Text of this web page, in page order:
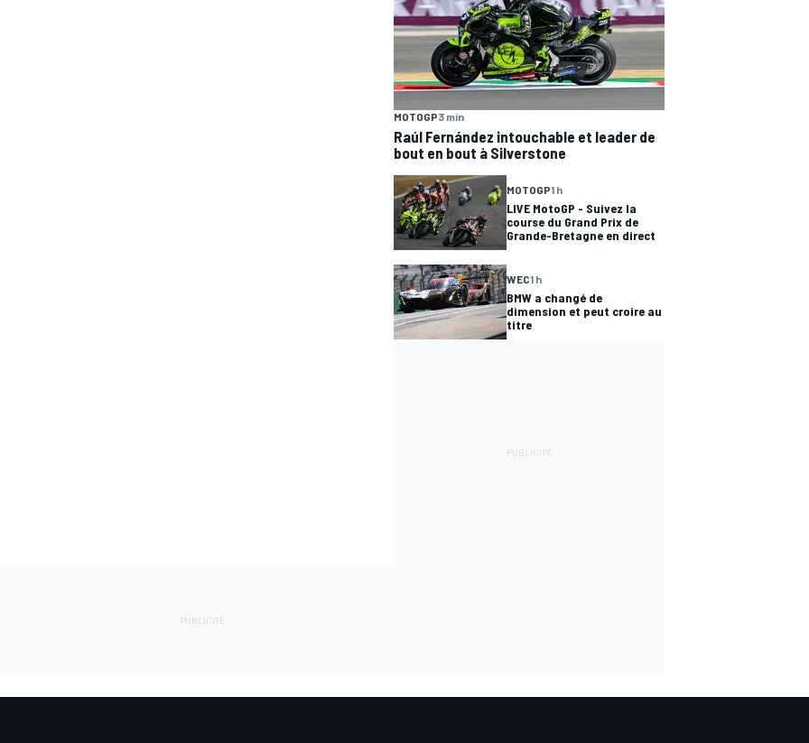
MOTOGP3 min
Raúl Fernández intouchable et leader de
bout en bout à Silverstone
MOTOGP1 h
LIVE MotoGP - Suivez la
course du Grand Prix de
Grande-Bretagne en direct
WEC1 h
BMW a changé de
dimension et peut croire au
titre